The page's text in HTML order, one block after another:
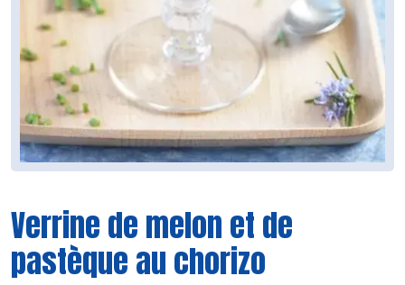
Verrine de melon et de
pastèque au chorizo